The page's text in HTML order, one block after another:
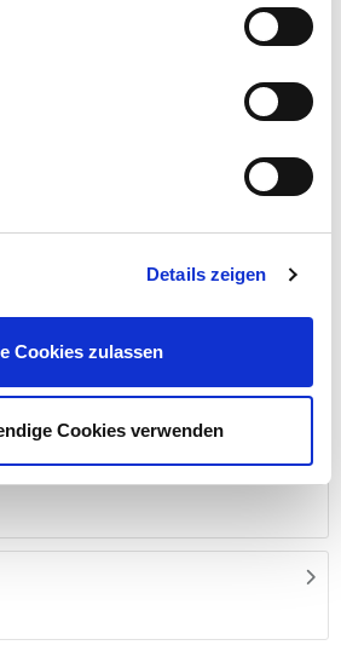
Details zeigen
Cookies zulassen
Cookies verwenden
32-teilig inkl. Aufbewahrungsbox
6,99 €
mitkaufen!
Set Brushless 20 V ist ein
Werkzeug für anspruchsvolle